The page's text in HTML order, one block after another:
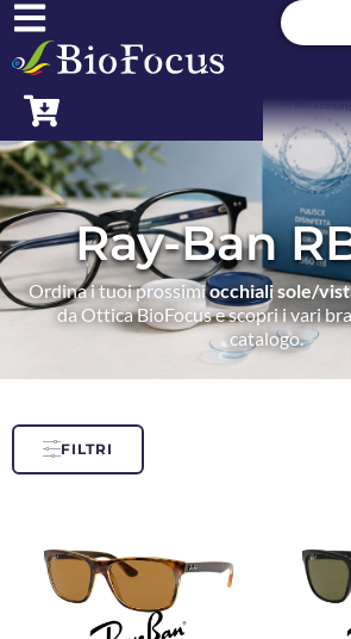
Ray-Ban
Ordina i tuoi prossimiocchiali sole/
da Ottica BioFocus e scopri i vari
catalogo.
FILTRI